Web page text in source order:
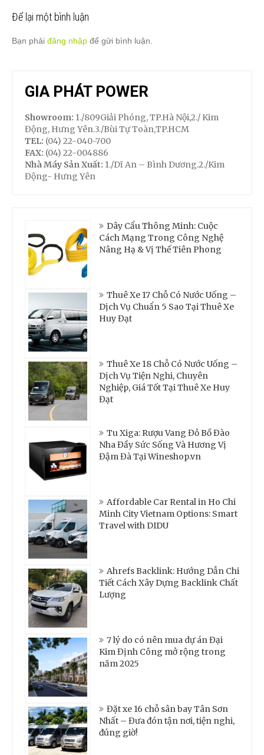
Để lại một bình luận
Bạn phải đăng nhập để gửi bình luận.
GIA PHÁT POWER
Showroom: 1./809Giải Phóng, TP.Hà Nội,2./ Kim
Động, Hưng Yên.3./Bùi Tự Toàn,TP.HCM
TEL: (04) 22-040-700
FAX: (04) 22-004886
Nhà Máy Sản Xuất: 1./Dĩ An – Bình Dương.2./Kim
Động- Hưng Yên
Dây Cẩu Thông Minh: Cuộc
Cách Mạng Trong Công Nghệ
Nâng Hạ & Vị Thế Tiên Phong
Thuê Xe 17 Chỗ Có Nước Uống –
Dịch Vụ Chuẩn 5 Sao Tại Thuê Xe
Huy Đạt
Thuê Xe 18 Chỗ Có Nước Uống –
Dịch Vụ Tiện Nghi, Chuyên
Nghiệp, Giá Tốt Tại Thuê Xe Huy
Đạt
Tu Xiga: Rượu Vang Đỏ Bồ Đào
Nha Đầy Sức Sống Và Hương Vị
Đậm Đà Tại Wineshop.vn
Affordable Car Rental in Ho Chi
Minh City Vietnam Options: Smart
Travel with DIDU
Ahrefs Backlink: Hướng Dẫn Chi
Tiết Cách Xây Dựng Backlink Chất
Lượng
7 lý do có nên mua dự án Đại
Kim Định Công mở rộng trong
năm 2025
Đặt xe 16 chỗ sân bay Tân Sơn
Nhất – Đưa đón tận nơi, tiện nghi,
đúng giờ!